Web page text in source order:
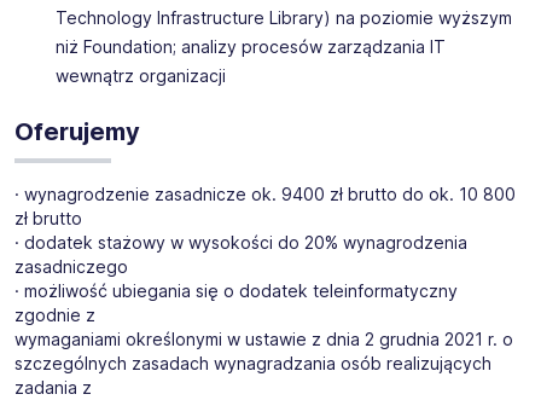
Technology Infrastructure Library) na poziomie wyższym
niż Foundation; analizy procesów zarządzania IT
wewnątrz organizacji
Oferujemy
· wynagrodzenie zasadnicze ok. 9400 zł brutto do ok. 10 800
zł brutto
· dodatek stażowy w wysokości do 20% wynagrodzenia
zasadniczego
· możliwość ubiegania się o dodatek teleinformatyczny
zgodnie z
wymaganiami określonymi w ustawie z dnia 2 grudnia 2021 r. o
szczególnych zasadach wynagradzania osób realizujących
zadania z